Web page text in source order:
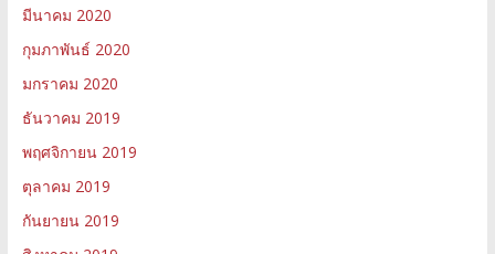
มีนาคม 2020
กุมภาพันธ์ 2020
มกราคม 2020
ธันวาคม 2019
พฤศจิกายน 2019
ตุลาคม 2019
กันยายน 2019